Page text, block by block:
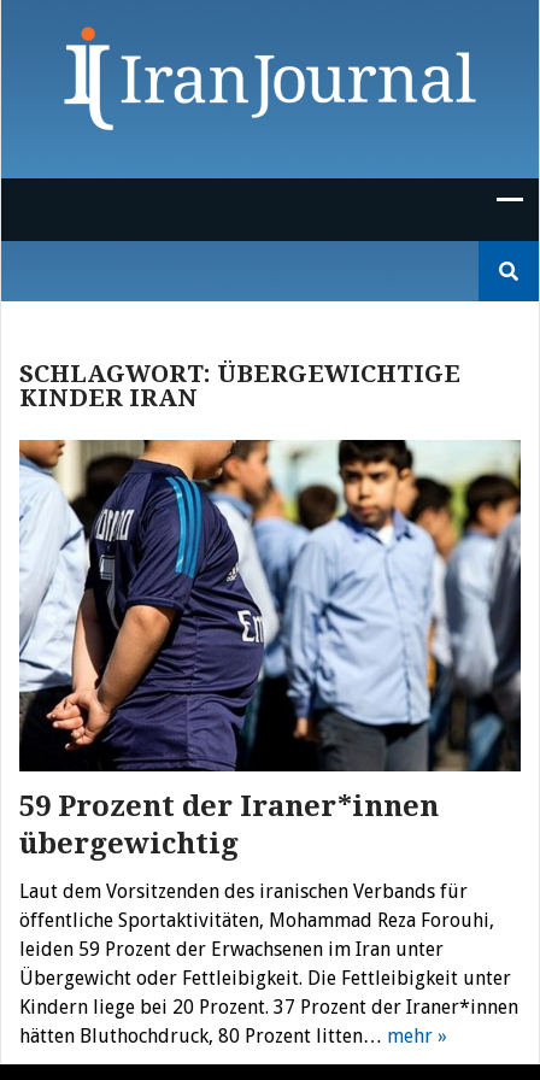
nach:
SCHLAGWORT: ÜBERGEWICHTIGE
KINDER IRAN
59 Prozent der Iraner*innen
übergewichtig
Laut dem Vorsitzenden des iranischen Verbands für
öffentliche Sportaktivitäten, Mohammad Reza Forouhi,
leiden 59 Prozent der Erwachsenen im Iran unter
Übergewicht oder Fettleibigkeit. Die Fettleibigkeit unter
Kindern liege bei 20 Prozent. 37 Prozent der Iraner*innen
hätten Bluthochdruck, 80 Prozent litten… mehr »